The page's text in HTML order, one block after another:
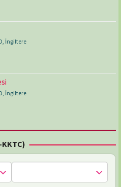
İngiltere
İngiltere
KKTC)